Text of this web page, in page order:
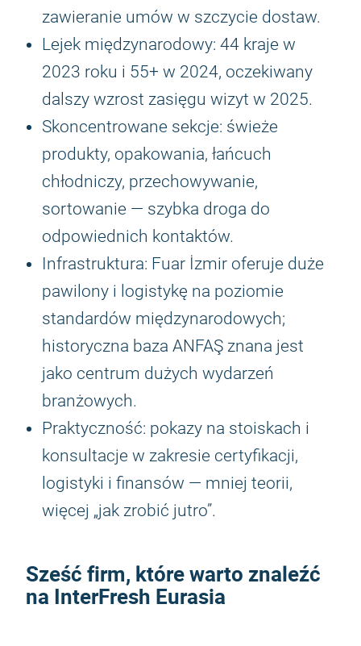
zawieranie umów w szczycie dostaw.
Lejek międzynarodowy: 44 kraje w
2023 roku i 55+ w 2024, oczekiwany
dalszy wzrost zasięgu wizyt w 2025.
Skoncentrowane sekcje: świeże
produkty, opakowania, łańcuch
chłodniczy, przechowywanie,
sortowanie — szybka droga do
odpowiednich kontaktów.
Infrastruktura: Fuar İzmir oferuje duże
pawilony i logistykę na poziomie
standardów międzynarodowych;
historyczna baza ANFAŞ znana jest
jako centrum dużych wydarzeń
branżowych.
Praktyczność: pokazy na stoiskach i
konsultacje w zakresie certyfikacji,
logistyki i finansów — mniej teorii,
więcej „jak zrobić jutro”.
Sześć firm, które warto znaleźć
na InterFresh Eurasia